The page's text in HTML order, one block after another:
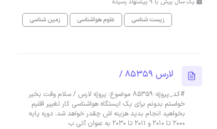
زیست شناسی
علوم هواشناسی زمین شناسی
لارس 85359 /
#کد_پروژه: 85359 موضوع: پروژه لارس / سلام وقت بخیر
خواستم بدونم برای یک ایستگاه هواشناسی کار تغییر اقلیم
بخواهید انجام بدید هزینه اش چقدر خواهد شد. دوره پایه
2000 تا 2010 و 2011 تا 2030 به عنوان آتی ب